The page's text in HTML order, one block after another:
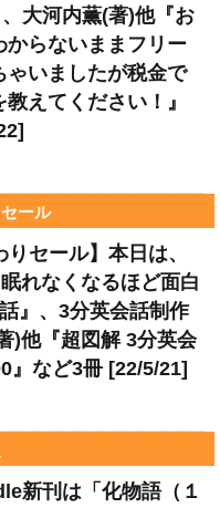
大河内薫(著)他『お
からないままフリー
ゃいましたが税金で
えてください！』
ール
りセール】本日は、
れなくなるほど面白
』、3分英会話制作
)他『超図解 3分英会
』など3冊 [22/5/21]
新刊は「化物語（１